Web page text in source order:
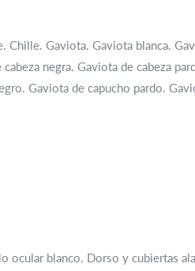
Chille. Gaviota. Gaviota blanca.
negra. Gaviota de cabeza
Gaviota de capucho pardo.
ocular blanco. Dorso y cubiertas